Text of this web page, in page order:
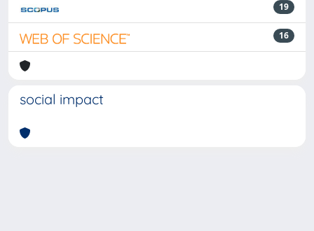
19
16
social impact